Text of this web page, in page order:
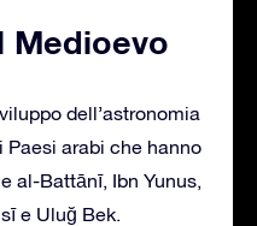
Medioevo
dell’astronomia
Paesi arabi che hanno
al-Battānī, Ibn Yunus,
e Uluğ Bek.